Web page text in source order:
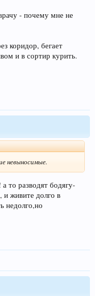
- почему мне не
коридор, бегает
и в сортир курить.
невыносимые.
то разводят бодягу-
и живите долго в
недолго,но